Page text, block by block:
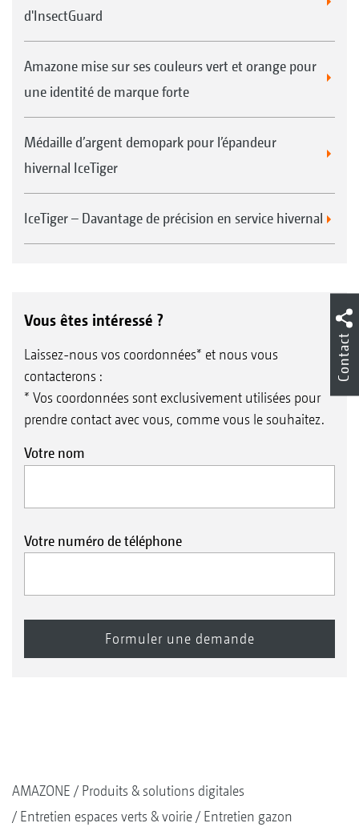
d'InsectGuard
Amazone mise sur ses couleurs vert et orange pour
une identité de marque forte
Médaille d’argent demopark pour l’épandeur
hivernal IceTiger
IceTiger – Davantage de précision en service hivernal
Vous êtes intéressé ?
Laissez-nous vos coordonnées* et nous vous
contacterons :
* Vos coordonnées sont exclusivement utilisées pour
prendre contact avec vous, comme vous le souhaitez.
Votre nom
Votre numéro de téléphone
AMAZONE
Produits & solutions digitales
Entretien espaces verts & voirie
Entretien gazon
Contact